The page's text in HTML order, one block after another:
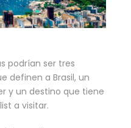
podrían ser tres
definen a Brasil, un
y un destino que tiene
a visitar.